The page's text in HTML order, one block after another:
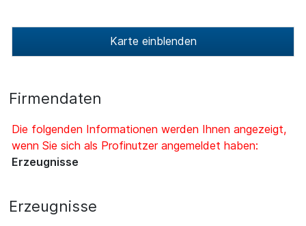
Karte einblenden
Firmendaten
Die folgenden Informationen werden Ihnen angezeigt,
wenn Sie sich als Profinutzer angemeldet haben:
Erzeugnisse
Erzeugnisse